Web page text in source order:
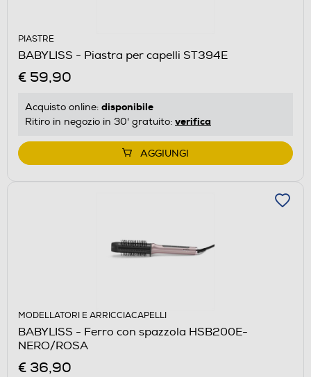
PIASTRE
BABYLISS - Piastra per capelli ST394E
€ 59,90
Acquisto online: disponibile
Ritiro in negozio in 30' gratuito: verifica
AGGIUNGI
MODELLATORI E ARRICCIACAPELLI
BABYLISS - Ferro con spazzola HSB200E-
NERO/ROSA
€ 36,90